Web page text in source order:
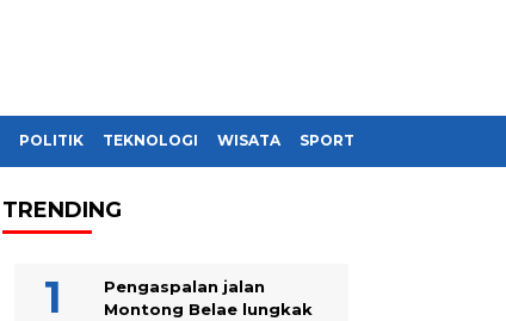
POLITIK TEKNOLOGI WISATA SPORT
TRENDING
Pengaspalan jalan
Montong Belae lungkak